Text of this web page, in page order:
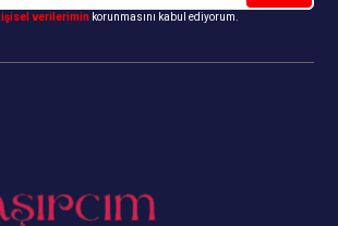
verilerimin korunmasını kabul ediyorum.